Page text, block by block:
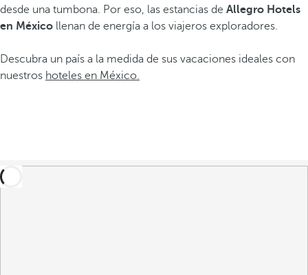
desde una tumbona. Por eso, las estancias de Allegro Hotels
en México llenan de energía a los viajeros exploradores.
Descubra un país a la medida de sus vacaciones ideales con
nuestros hoteles en México.